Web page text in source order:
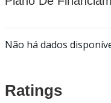
Não há dados
Ratings